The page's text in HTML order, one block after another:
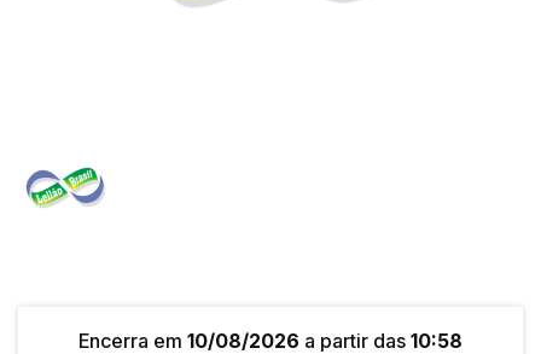
Encerra em 10/08/2026 a partir das 10:58